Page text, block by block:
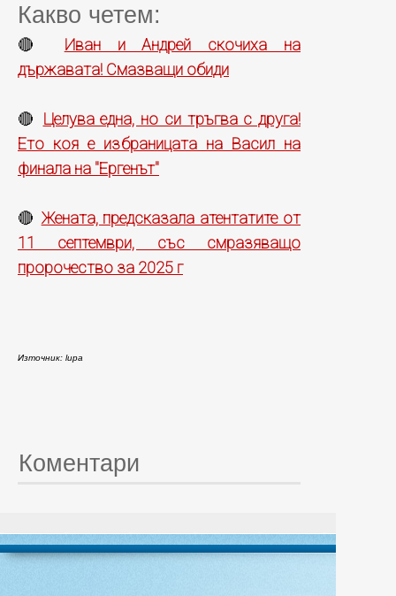
Какво четем:
🔴 Иван и Андрей скочиха на
държавата! Смазващи обиди
🔴 Целува една, но си тръгва с друга!
Ето коя е избраницата на Васил на
финала на "Ергенът"
🔴 Жената, предсказала атентатите от
11 септември, със смразяващо
пророчество за 2025 г
Източник: lupa
Коментари